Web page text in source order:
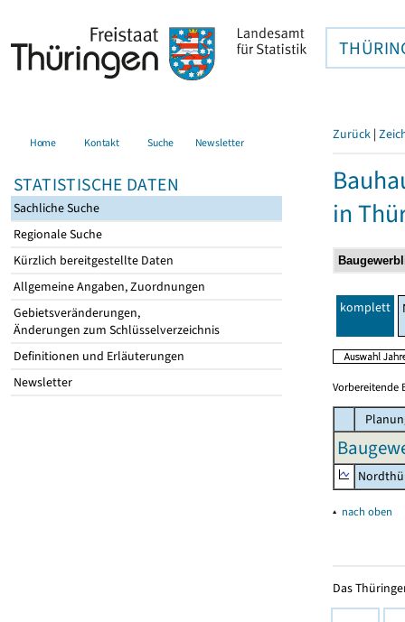
Home Kontakt Suche Newsletter
STATISTISCHE DATEN
Sachliche Suche
Regionale Suche
Kürzlich bereitgestellte Daten
Allgemeine Angaben, Zuordnungen
Gebietsveränderungen,
Änderungen zum Schlüsselverzeichnis
Definitionen und Erläuterungen
Newsletter
Zurück |
in
komplett
Vorbereitende
▴ nach oben
Das